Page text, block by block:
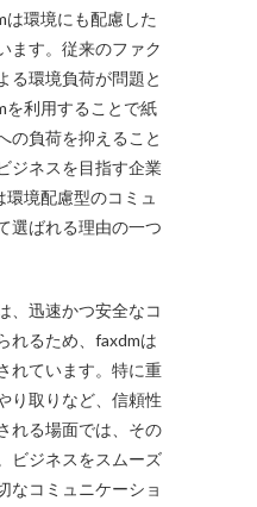
環境にも配慮した
ます。従来のファク
る環境負荷が問題と
を利用することで紙
の負荷を抑えること
ジネスを目指す企業
境配慮型のコミュ
選ばれる理由の一つ
、迅速かつ安全なコ
れるため、faxdmは
れています。特に重
り取りなど、信頼性
れる場面では、その
ビジネスをスムーズ
なコミュニケーショ